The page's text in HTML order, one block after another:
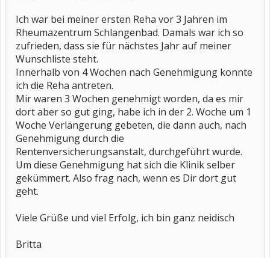
Ich war bei meiner ersten Reha vor 3 Jahren im
Rheumazentrum Schlangenbad. Damals war ich so
zufrieden, dass sie für nächstes Jahr auf meiner
Wunschliste steht.
Innerhalb von 4 Wochen nach Genehmigung konnte
ich die Reha antreten.
Mir waren 3 Wochen genehmigt worden, da es mir
dort aber so gut ging, habe ich in der 2. Woche um 1
Woche Verlängerung gebeten, die dann auch, nach
Genehmigung durch die
Rentenversicherungsanstalt, durchgeführt wurde.
Um diese Genehmigung hat sich die Klinik selber
gekümmert. Also frag nach, wenn es Dir dort gut
geht.
Viele Grüße und viel Erfolg, ich bin ganz neidisch
Britta